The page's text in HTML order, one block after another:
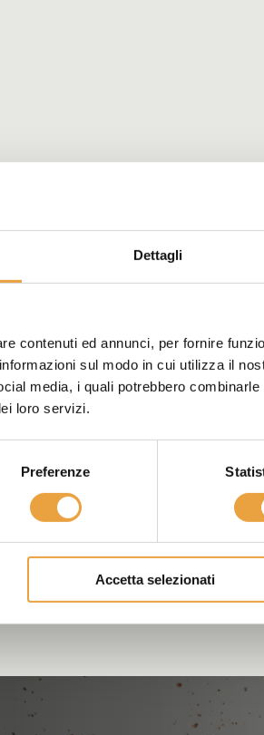
Dettagli
contenuti ed annunci, per fornire
sul modo in cui utilizza il
media, i quali potrebbero
loro servizi.
Preferenze
Accetta selezionati